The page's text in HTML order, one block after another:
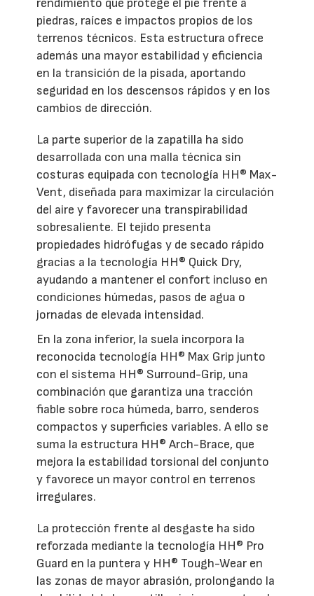
piedras, raíces e impactos propios de los
terrenos técnicos. Esta estructura ofrece
además una mayor estabilidad y eficiencia
en la transición de la pisada, aportando
seguridad en los descensos rápidos y en los
cambios de dirección.
La parte superior de la zapatilla ha sido
desarrollada con una malla técnica sin
costuras equipada con tecnología HH® Max-
Vent, diseñada para maximizar la circulación
del aire y favorecer una transpirabilidad
sobresaliente. El tejido presenta
propiedades hidrófugas y de secado rápido
gracias a la tecnología HH® Quick Dry,
ayudando a mantener el confort incluso en
condiciones húmedas, pasos de agua o
jornadas de elevada intensidad.
En la zona inferior, la suela incorpora la
reconocida tecnología HH® Max Grip junto
con el sistema HH® Surround-Grip, una
combinación que garantiza una tracción
fiable sobre roca húmeda, barro, senderos
compactos y superficies variables. A ello se
suma la estructura HH® Arch-Brace, que
mejora la estabilidad torsional del conjunto
y favorece un mayor control en terrenos
irregulares.
La protección frente al desgaste ha sido
reforzada mediante la tecnología HH® Pro
Guard en la puntera y HH® Tough-Wear en
las zonas de mayor abrasión, prolongando la